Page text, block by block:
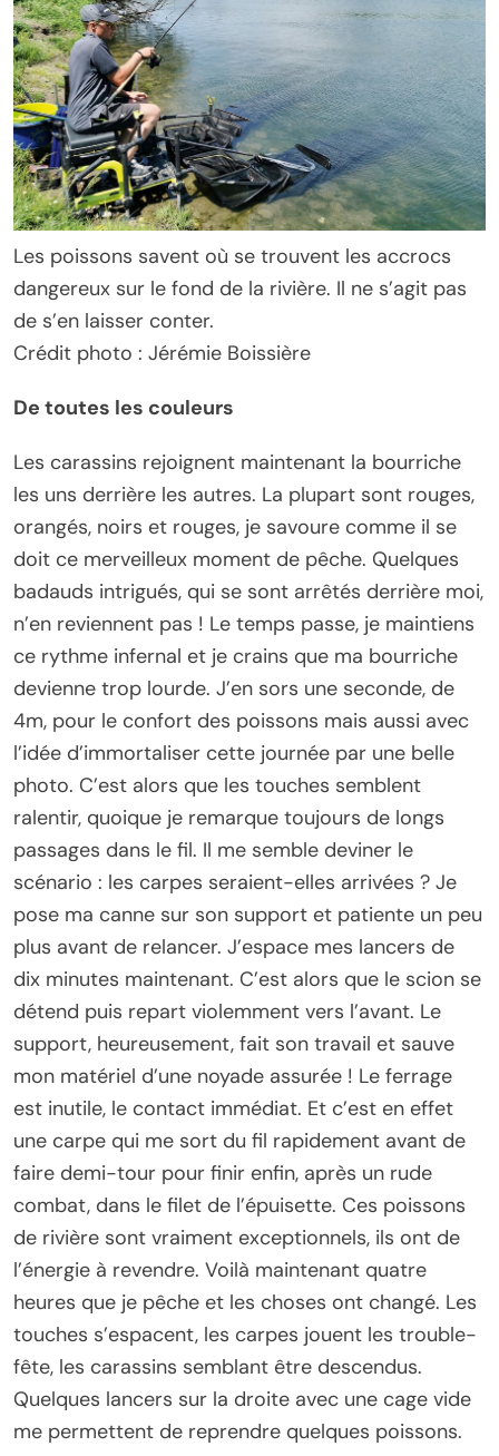
Les poissons savent où se trouvent les accrocs
dangereux sur le fond de la rivière. Il ne s’agit pas
de s’en laisser conter.
Crédit photo : Jérémie Boissière
De toutes les couleurs
Les carassins rejoignent maintenant la bourriche
les uns derrière les autres. La plupart sont rouges,
orangés, noirs et rouges, je savoure comme il se
doit ce merveilleux moment de pêche. Quelques
badauds intrigués, qui se sont arrêtés derrière moi,
n’en reviennent pas ! Le temps passe, je maintiens
ce rythme infernal et je crains que ma bourriche
devienne trop lourde. J’en sors une seconde, de
4m, pour le confort des poissons mais aussi avec
l’idée d’immortaliser cette journée par une belle
photo. C’est alors que les touches semblent
ralentir, quoique je remarque toujours de longs
passages dans le fil. Il me semble deviner le
scénario : les carpes seraient-elles arrivées ? Je
pose ma canne sur son support et patiente un peu
plus avant de relancer. J’espace mes lancers de
dix minutes maintenant. C’est alors que le scion se
détend puis repart violemment vers l’avant. Le
support, heureusement, fait son travail et sauve
mon matériel d’une noyade assurée ! Le ferrage
est inutile, le contact immédiat. Et c’est en effet
une carpe qui me sort du fil rapidement avant de
faire demi-tour pour finir enfin, après un rude
combat, dans le filet de l’épuisette. Ces poissons
de rivière sont vraiment exceptionnels, ils ont de
l’énergie à revendre. Voilà maintenant quatre
heures que je pêche et les choses ont changé. Les
touches s’espacent, les carpes jouent les trouble-
fête, les carassins semblant être descendus.
Quelques lancers sur la droite avec une cage vide
me permettent de reprendre quelques poissons.